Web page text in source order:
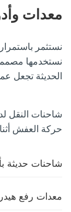
معدات
نستثمر
نستخدمها
الحديثة تجعل
شاحنات النقل
حركة العفش
شاحنات حديثة
معدات رفع